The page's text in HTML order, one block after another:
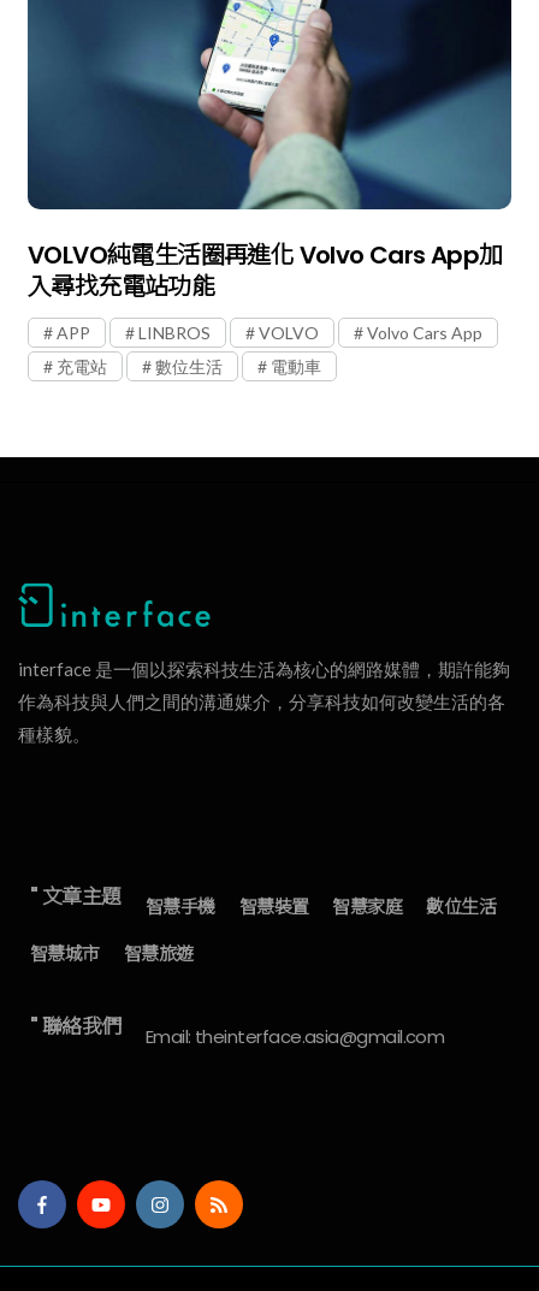
VOLVO純電生活圈再進化 Volvo Cars App加
入尋找充電站功能
APP LINBROS VOLVO
Volvo Cars App
充電站
數位生活 電動車
interface 是一個以探索科技生活為核心的網路媒體，期許能夠
作為科技與人們之間的溝通媒介，分享科技如何改變生活的各
種樣貌。
" 文章主題 智慧手機 智慧裝置 智慧家庭
數位生活
智慧城市
智慧旅遊
" 聯絡我們 Email: theinterface.asia@gmail.com